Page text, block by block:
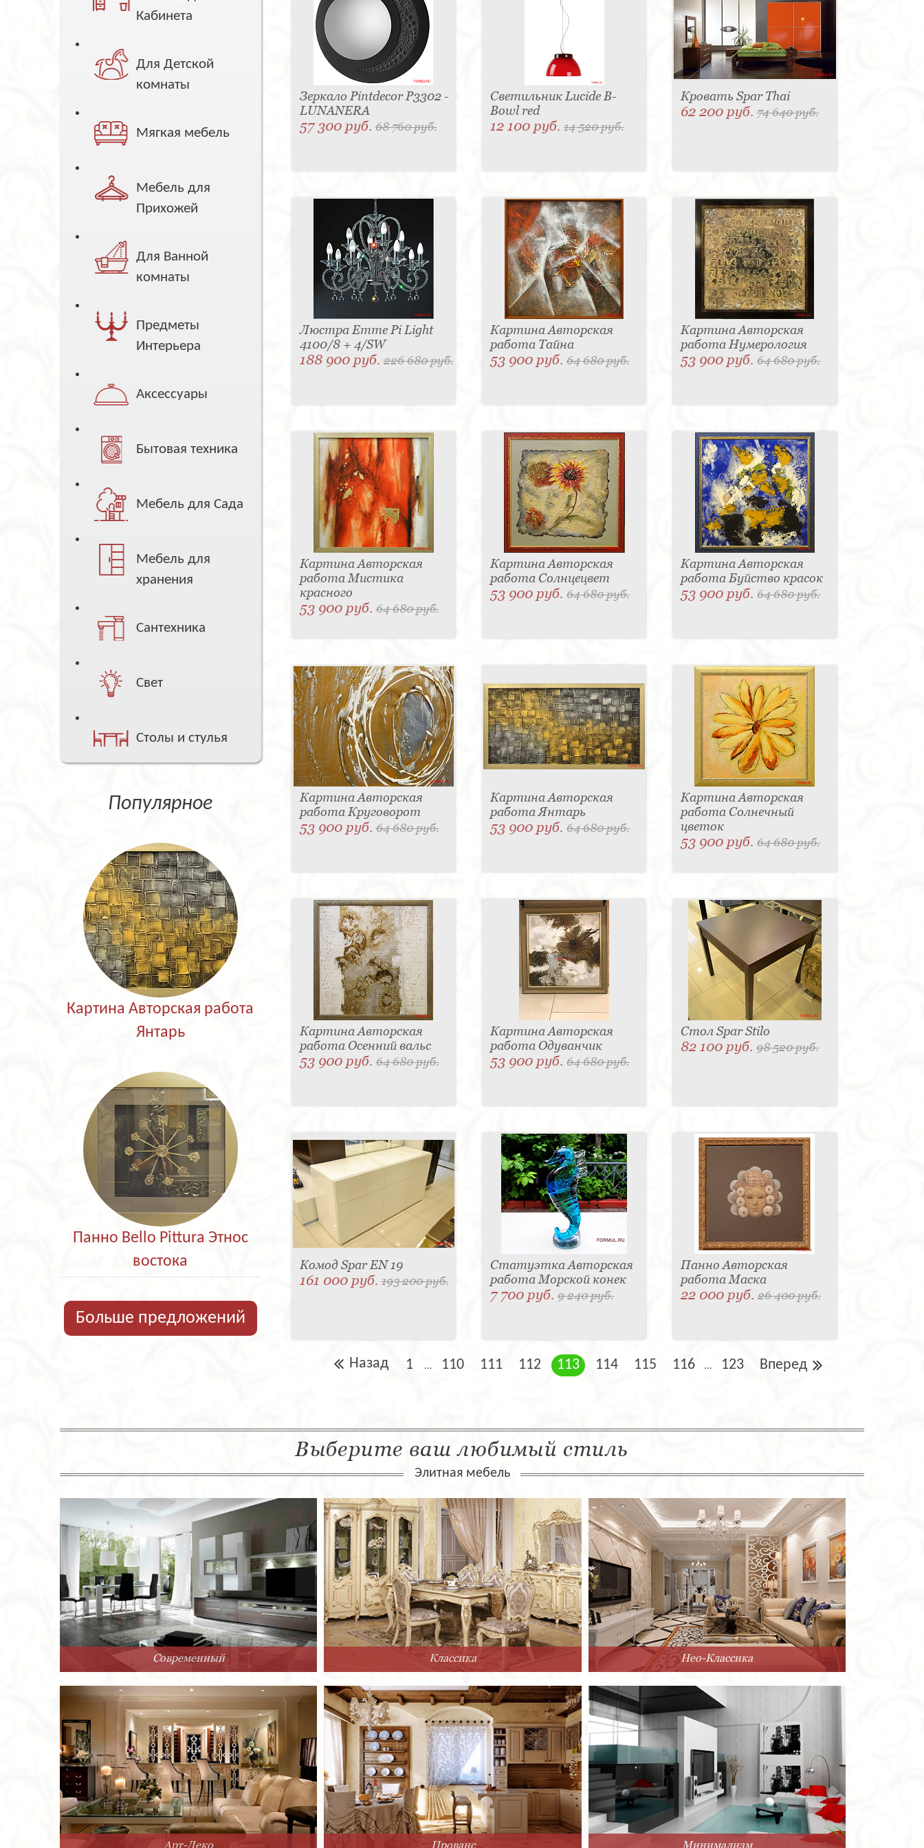
Кабинета
Для Детской
комнаты
Мягкая мебель
Мебель для
Прихожей
Для Ванной
комнаты
Предметы
Интерьера
Аксессуары
Бытовая техника
Мебель для Сада
Мебель для
хранения
Сантехника
Свет
Столы и стулья
Популярное
Картина Авторская работа
Янтарь
Панно Bello Pittura Этнос
востока
Больше предложений
Зеркало Pintdecor P3302 -
LUNANERA
57 300 руб.68 760 руб.
Светильник Lucide B-
Bowl red
12 100 руб. 14 520 руб.
Кровать Spar Thai
62 200 руб.74 640 руб.
Люстра Emme Pi Light
4100/8 + 4/SW
188 900 руб.226 680 руб.
Картина Авторская
работа Тайна
53 900 руб. 64 680 руб.
Картина Авторская
работа Нумерология
53 900 руб.64 680 руб.
Картина Авторская
работа Мистика
красного
53 900 руб.64 680 руб.
Картина Авторская
работа Солнцецвет
53 900 руб. 64 680 руб.
Картина Авторская
работа Буйство красок
53 900 руб.64 680 руб.
Картина Авторская
работа Круговорот
53 900 руб.64 680 руб.
Картина Авторская
работа Янтарь
53 900 руб. 64 680 руб.
Картина Авторская
работа Солнечный
цветок
53 900 руб.64 680 руб.
Картина Авторская
работа Осенний вальс
53 900 руб.64 680 руб.
Картина Авторская
работа Одуванчик
53 900 руб. 64 680 руб.
Стол Spar Stilo
82 100 руб.98 520 руб.
Комод Spar EN 19
161 000 руб.193 200 руб.
Статуэтка Авторская
работа Морской конек
7 700 руб. 9 240 руб.
Панно Авторская
работа Маска
22 000 руб.26 400 руб.
Назад 1 ... 110 111 112 113 114 115 116 ... 123 Вперед
Выберите ваш любимый стиль
Элитная мебель
Современный Классика Нео-Классика
Арт-Деко Прованс Минимализм